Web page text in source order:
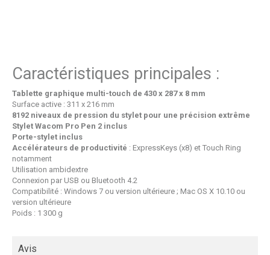
Caractéristiques principales :
Tablette graphique multi-touch de 430 x 287 x 8 mm
Surface active : 311 x 216 mm
8192 niveaux de pression du stylet pour une précision extrême
Stylet Wacom Pro Pen 2 inclus
Porte-stylet inclus
Accélérateurs de productivité : ExpressKeys (x8) et Touch Ring
notamment
Utilisation ambidextre
Connexion par USB ou Bluetooth 4.2
Compatibilité : Windows 7 ou version ultérieure ; Mac OS X 10.10 ou
version ultérieure
Poids : 1 300 g
Avis